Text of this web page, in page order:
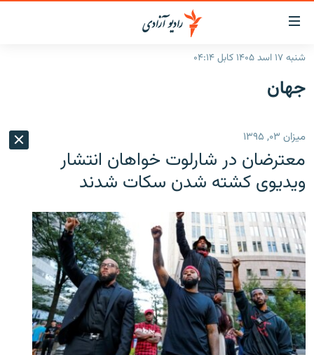
لینک‌های
قابل
دسترسی
به
بازگشت
منوی
اصلی
به
صفحه
جستجو
گزارش‌ها
منطقه
شرق میانه
افغانستان
جهان
جدول نشرات
مصاحبه‌ها
مجموعه تصویری
ورزش
بحران مهاجرت
'کووید-۱۹'
تماس
شنبه ۱۷ اسد ۱۴۰۵ کابل ۰۴:۱۴
جهان
ميزان ۰۳, ۱۳۹۵
معترضان در شارلوت خواهان انتشار
ویدیوی کشته شدن سکات شدند